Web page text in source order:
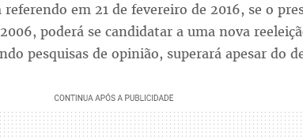
em 21 de fevereiro de 2016, se o
poderá se candidatar a uma nova
pesquisas de opinião, superará apesar do